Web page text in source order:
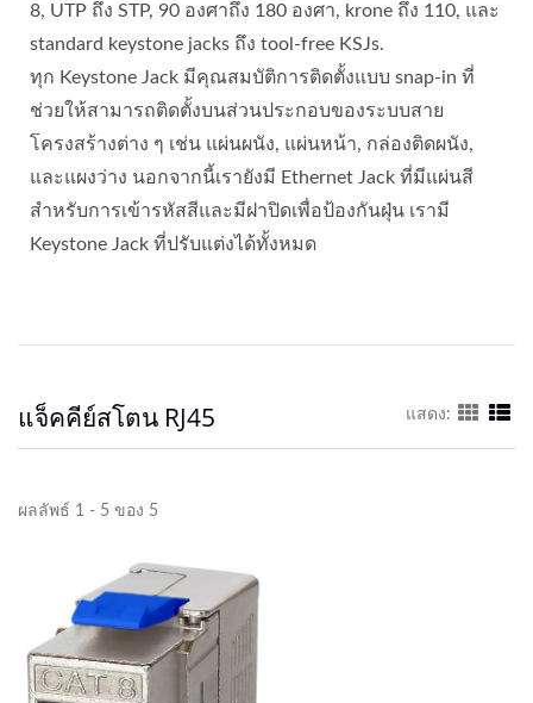
8, UTP ถึง STP, 90 องศาถึง 180 องศา, krone ถึง 110, และ
standard keystone jacks ถึง tool-free KSJs.
ทุก Keystone Jack มีคุณสมบัติการติดตั้งแบบ snap-in ที่
ช่วยให้สามารถติดตั้งบนส่วนประกอบของระบบสาย
โครงสร้างต่าง ๆ เช่น แผ่นผนัง, แผ่นหน้า, กล่องติดผนัง,
และแผงว่าง นอกจากนี้เรายังมี Ethernet Jack ที่มีแผ่นสี
สำหรับการเข้ารหัสสีและมีฝาปิดเพื่อป้องกันฝุ่น เรามี
Keystone Jack ที่ปรับแต่งได้ทั้งหมด
แจ็คคีย์สโตน RJ45 แสดง:
ผลลัพธ์ 1 - 5 ของ 5